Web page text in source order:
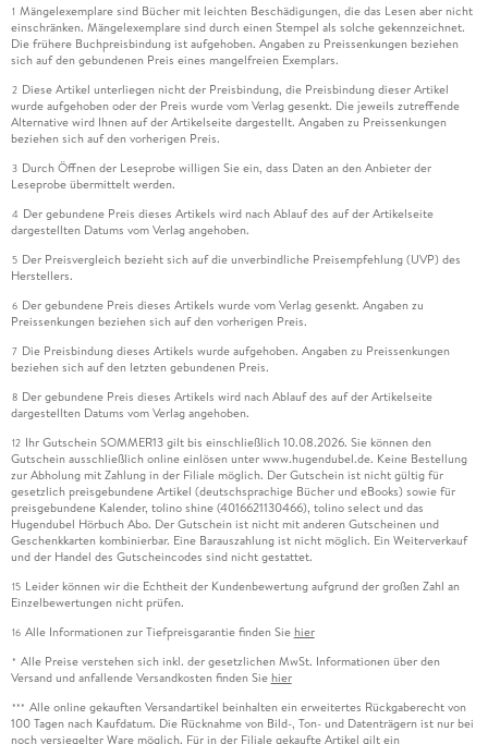
1 Mängelexemplare sind Bücher mit leichten Beschädigungen, die das Lesen aber nicht
einschränken. Mängelexemplare sind durch einen Stempel als solche gekennzeichnet.
Die frühere Buchpreisbindung ist aufgehoben. Angaben zu Preissenkungen beziehen
sich auf den gebundenen Preis eines mangelfreien Exemplars.
2 Diese Artikel unterliegen nicht der Preisbindung, die Preisbindung dieser Artikel
wurde aufgehoben oder der Preis wurde vom Verlag gesenkt. Die jeweils zutreffende
Alternative wird Ihnen auf der Artikelseite dargestellt. Angaben zu Preissenkungen
beziehen sich auf den vorherigen Preis.
3 Durch Öffnen der Leseprobe willigen Sie ein, dass Daten an den Anbieter der
Leseprobe übermittelt werden.
4 Der gebundene Preis dieses Artikels wird nach Ablauf des auf der Artikelseite
dargestellten Datums vom Verlag angehoben.
5 Der Preisvergleich bezieht sich auf die unverbindliche Preisempfehlung (UVP) des
Herstellers.
6 Der gebundene Preis dieses Artikels wurde vom Verlag gesenkt. Angaben zu
Preissenkungen beziehen sich auf den vorherigen Preis.
7 Die Preisbindung dieses Artikels wurde aufgehoben. Angaben zu Preissenkungen
beziehen sich auf den letzten gebundenen Preis.
8 Der gebundene Preis dieses Artikels wird nach Ablauf des auf der Artikelseite
dargestellten Datums vom Verlag angehoben.
12 Ihr Gutschein SOMMER13 gilt bis einschließlich 10.08.2026. Sie können den
Gutschein ausschließlich online einlösen unter www.hugendubel.de. Keine Bestellung
zur Abholung mit Zahlung in der Filiale möglich. Der Gutschein ist nicht gültig für
gesetzlich preisgebundene Artikel (deutschsprachige Bücher und eBooks) sowie für
preisgebundene Kalender, tolino shine (4016621130466), tolino select und das
Hugendubel Hörbuch Abo. Der Gutschein ist nicht mit anderen Gutscheinen und
Geschenkkarten kombinierbar. Eine Barauszahlung ist nicht möglich. Ein Weiterverkauf
und der Handel des Gutscheincodes sind nicht gestattet.
15 Leider können wir die Echtheit der Kundenbewertung aufgrund der großen Zahl an
Einzelbewertungen nicht prüfen.
16 Alle Informationen zur Tiefpreisgarantie finden Sie hier
* Alle Preise verstehen sich inkl. der gesetzlichen MwSt. Informationen über den
Versand und anfallende Versandkosten finden Sie hier
*** Alle online gekauften Versandartikel beinhalten ein erweitertes Rückgaberecht von
100 Tagen nach Kaufdatum. Die Rücknahme von Bild-, Ton- und Datenträgern ist nur bei
noch versiegelter Ware möglich. Für in der Filiale gekaufte Artikel gilt ein